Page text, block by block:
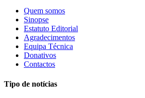
Quem somos
Sinopse
Estatuto Editorial
Agradecimentos
Equipa Técnica
Donativos
Contactos
Tipo de notícias